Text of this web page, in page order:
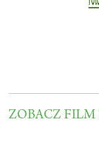
ZOBACZ FILM